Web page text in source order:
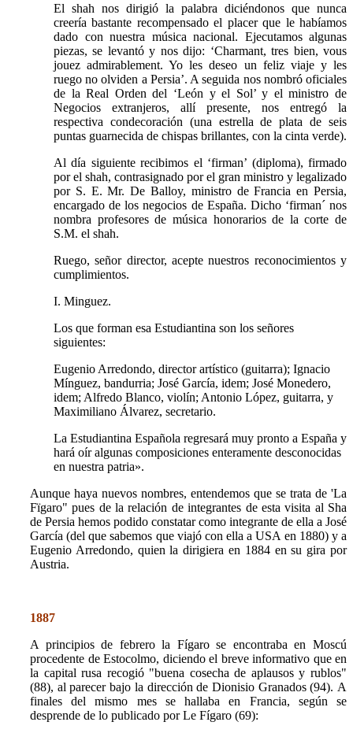
El shah nos dirigió la palabra diciéndonos que nunca
creería bastante recompensado el placer que le habíamos
dado con nuestra música nacional. Ejecutamos algunas
piezas, se levantó y nos dijo: ‘Charmant, tres bien, vous
jouez admirablement. Yo les deseo un feliz viaje y les
ruego no olviden a Persia’. A seguida nos nombró oficiales
de la Real Orden del ‘León y el Sol’ y el ministro de
Negocios extranjeros, allí presente, nos entregó la
respectiva condecoración (una estrella de plata de seis
puntas guarnecida de chispas brillantes, con la cinta verde).
Al día siguiente recibimos el ‘firman’ (diploma), firmado
por el shah, contrasignado por el gran ministro y legalizado
por S. E. Mr. De Balloy, ministro de Francia en Persia,
encargado de los negocios de España. Dicho ‘firman´ nos
nombra profesores de música honorarios de la corte de
S.M. el shah.
Ruego, señor director, acepte nuestros reconocimientos y
cumplimientos.
I. Minguez.
Los que forman esa Estudiantina son los señores
siguientes:
Eugenio Arredondo, director artístico (guitarra); Ignacio
Mínguez, bandurria; José García, idem; José Monedero,
idem; Alfredo Blanco, violín; Antonio López, guitarra, y
Maximiliano Álvarez, secretario.
La Estudiantina Española regresará muy pronto a España y
hará oír algunas composiciones enteramente desconocidas
en nuestra patria».
Aunque haya nuevos nombres, entendemos que se trata de 'La
Fïgaro" pues de la relación de integrantes de esta visita al Sha
de Persia hemos podido constatar como integrante de ella a José
García (del que sabemos que viajó con ella a USA en 1880) y a
Eugenio Arredondo, quien la dirigiera en 1884 en su gira por
Austria.
1887
A principios de febrero la Fígaro se encontraba en Moscú
procedente de Estocolmo, diciendo el breve informativo que en
la capital rusa recogió "buena cosecha de aplausos y rublos"
(88), al parecer bajo la dirección de Dionisio Granados (94). A
finales del mismo mes se hallaba en Francia, según se
desprende de lo publicado por Le Fígaro (69):